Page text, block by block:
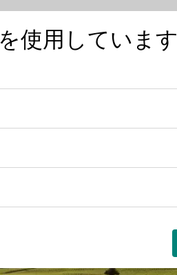
使用しています